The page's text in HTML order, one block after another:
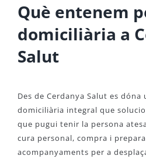
Què entenem
domiciliària a
Salut
Des de Cerdanya Salut es dóna
domiciliària integral que
que pugui tenir la persona
cura personal, compra i
acompanyaments per a